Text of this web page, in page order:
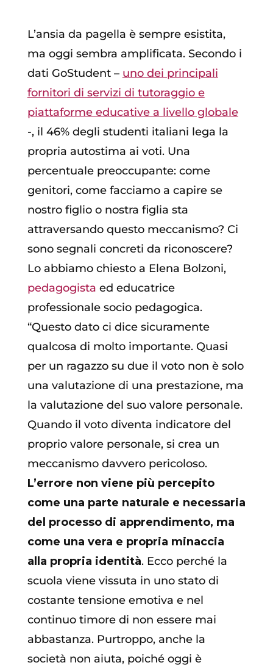
L’ansia da pagella è sempre esistita,
ma oggi sembra amplificata. Secondo i
dati GoStudent – uno dei principali
fornitori di servizi di tutoraggio e
piattaforme educative a livello globale
-, il 46% degli studenti italiani lega la
propria autostima ai voti. Una
percentuale preoccupante: come
genitori, come facciamo a capire se
nostro figlio o nostra figlia sta
attraversando questo meccanismo? Ci
sono segnali concreti da riconoscere?
Lo abbiamo chiesto a Elena Bolzoni,
pedagogista ed educatrice
professionale socio pedagogica.
“Questo dato ci dice sicuramente
qualcosa di molto importante. Quasi
per un ragazzo su due il voto non è solo
una valutazione di una prestazione, ma
la valutazione del suo valore personale.
Quando il voto diventa indicatore del
proprio valore personale, si crea un
meccanismo davvero pericoloso.
L’errore non viene più percepito
come una parte naturale e necessaria
del processo di apprendimento, ma
come una vera e propria minaccia
alla propria identità. Ecco perché la
scuola viene vissuta in uno stato di
costante tensione emotiva e nel
continuo timore di non essere mai
abbastanza. Purtroppo, anche la
società non aiuta, poiché oggi è